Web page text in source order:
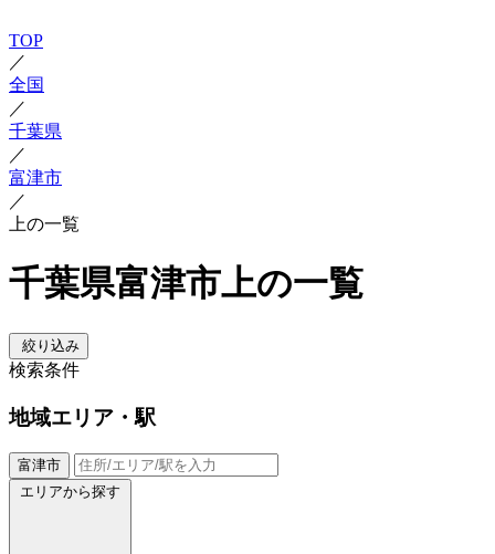
TOP
／
全国
／
千葉県
／
富津市
／
上の一覧
千葉県富津市上の一覧
絞り込み
検索条件
地域エリア・駅
富津市
エリアから探す